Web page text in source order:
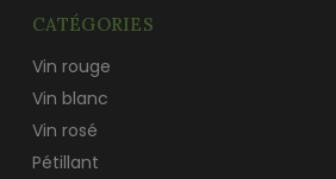
CATÉGORIES
Vin rouge
Vin blanc
Vin rosé
Pétillant